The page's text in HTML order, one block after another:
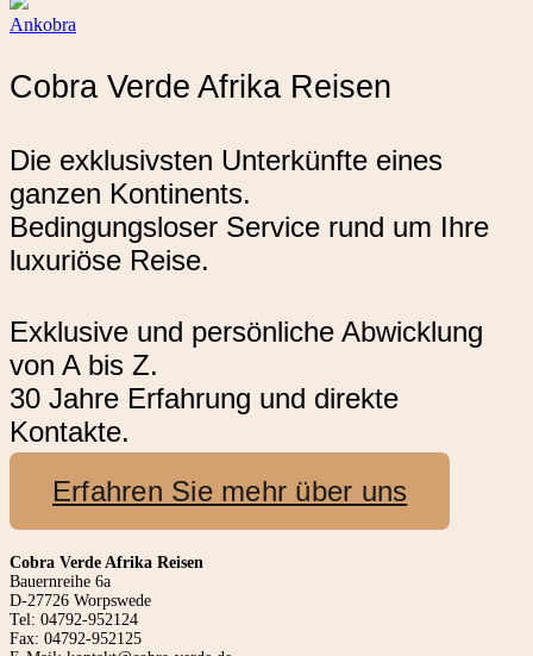
Ankobra
Cobra Verde Afrika Reisen
Die exklusivsten Unterkünfte eines
ganzen Kontinents.
Bedingungsloser Service rund um Ihre
luxuriöse Reise.
Exklusive und persönliche Abwicklung
von A bis Z.
30 Jahre Erfahrung und direkte
Kontakte.
Erfahren Sie mehr über uns
Cobra Verde Afrika Reisen
Bauernreihe 6a
D-27726 Worpswede
Tel: 04792-952124
Fax: 04792-952125